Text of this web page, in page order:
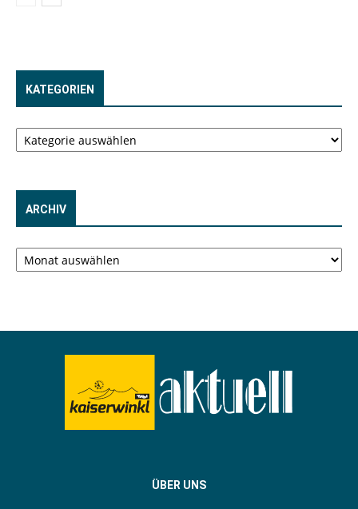
KATEGORIEN
Kategorien
ARCHIV
Archiv
ÜBER UNS